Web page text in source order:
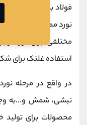
فولاد بدست آمده در
نورد ممکن است به
مختلفی برای نورد
استفاده غلتک برای
در واقع در مرحله
نبشی، شمش و...به
محصولات برای تولید